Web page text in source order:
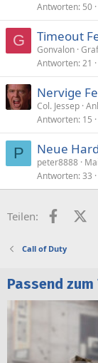
Antworten 50
G Timeout
Gonvalon
Antworten 21
Nervige
Col. Jessep
Antworten 15
P Neue
peter8888
Antworten 33
Teilen:
Call of Duty
Passend zum